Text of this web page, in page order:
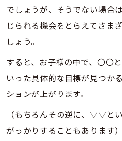
でしょうが、そうでない場合
じられる機会をとらえてさま
しょう。
すると、お子様の中で、〇〇
いった具体的な目標が見つか
ションが上がります。
（もちろんその逆に、▽▽と
がっかりすることもあります）